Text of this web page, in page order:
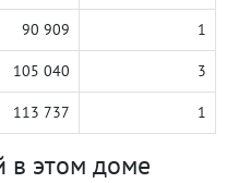
90 909 1
105 040 3
113 737 1
в этом доме